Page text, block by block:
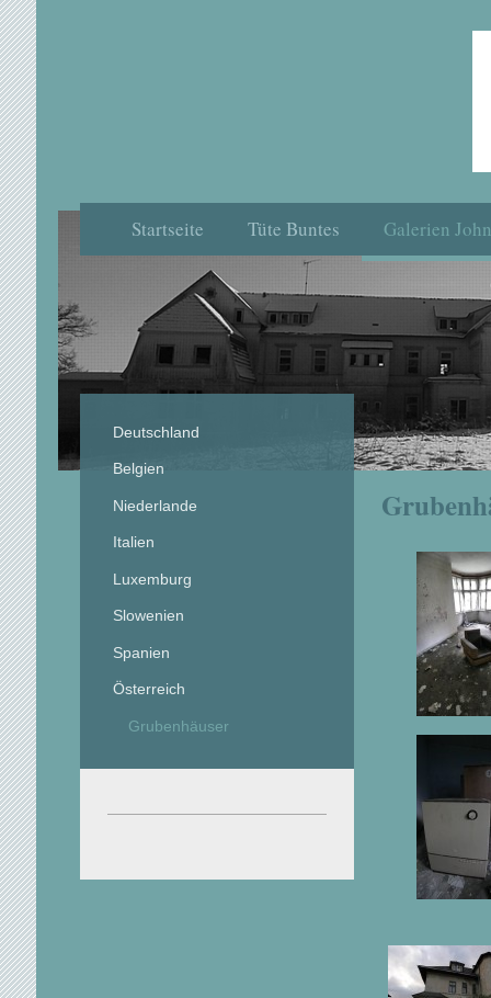
Startseite Tüte Buntes Galerien John
Deutschland
Belgien
Niederlande
Italien
Luxemburg
Slowenien
Spanien
Österreich
Grubenhäuser